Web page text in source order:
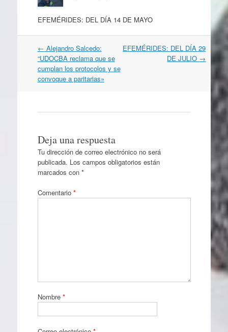
EFEMÉRIDES: DEL DÍA 14 DE MAYO
Navegación
por
artículos
← Alejandro Salcedo:
“UDOCBA reclama que se
cumplan los protocolos y se
convoque a paritarias»
EFEMÉRIDES: DEL DÍA 29
DE JULIO →
Deja una respuesta
Tu dirección de correo electrónico no será
publicada. Los campos obligatorios están
marcados con *
Comentario *
Nombre *